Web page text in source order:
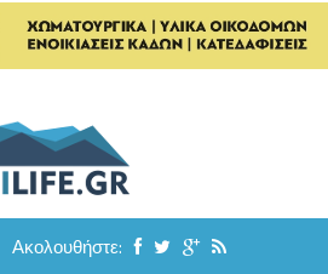
Ακολουθήστε: